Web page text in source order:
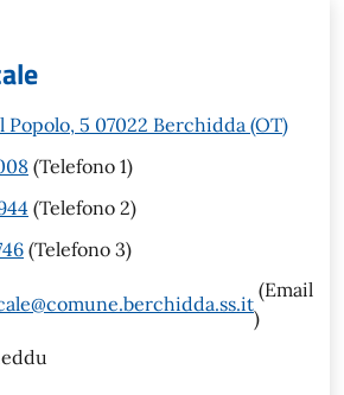
Popolo, 5 07022 Berchidda (OT)
(Telefono 1)
(Telefono 2)
(Telefono 3)
(Email
)